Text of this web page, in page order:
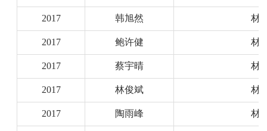
2017 韩旭然 材
2017 鲍许健 材
2017 蔡宇晴 材
2017 林俊斌 材
2017 陶雨峰 材